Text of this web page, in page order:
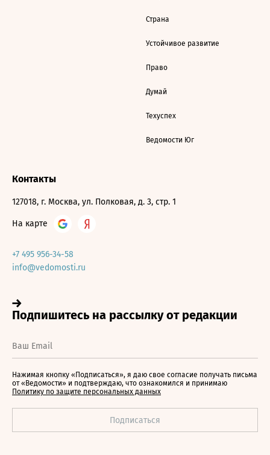
Страна
Устойчивое развитие
Право
Думай
Техуспех
Ведомости Юг
Контакты
127018, г. Москва, ул. Полковая, д. 3, стр. 1
На карте
+7 495 956-34-58
info@vedomosti.ru
Нажимая кнопку «Подписаться», я даю свое согласие получать письма
от «Ведомости» и подтверждаю, что ознакомился и принимаю
Политику по защите персональных данных